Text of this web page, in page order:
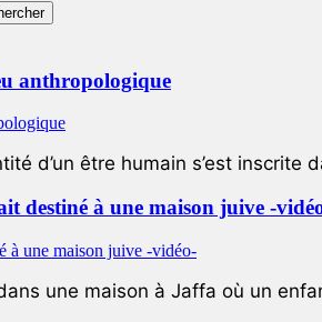
anthropologique
d’un être humain s’est inscrite
destiné à une maison juive -
une maison à Jaffa où un